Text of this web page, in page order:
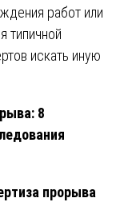
работ или
типичной
искать иную
8
прорыва